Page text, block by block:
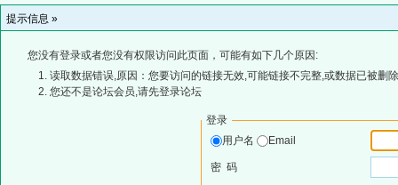
提示信息 »
您没有登录或者您没有权限访问此页面，可能有如下几个原因:
读取数据错误,原因：您要访问的链接无效,可能链接不完整,或数据已被删
您还不是论坛会员,请先登录论坛
登录
用户名
Email
密 码